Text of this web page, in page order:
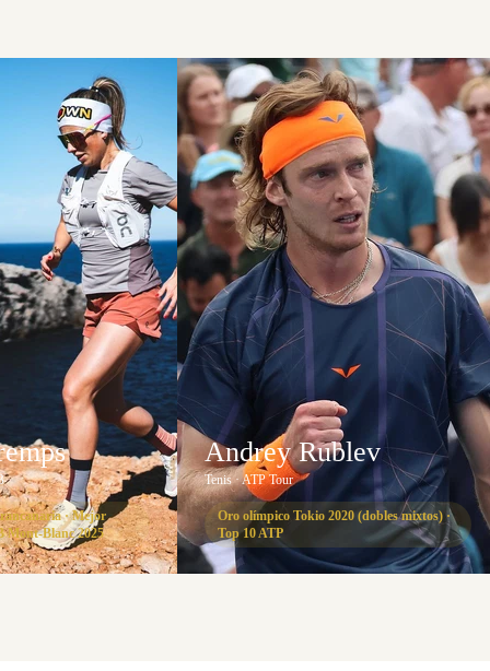
· Mejor
Mont-Blanc 2025
Andrey Rublev
Tenis · ATP Tour
Oro olímpico Tokio 2020 (dobles mixtos) ·
Top 10 ATP